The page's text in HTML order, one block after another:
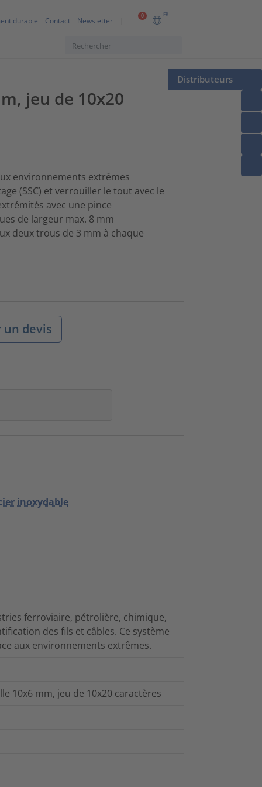
0 FR
durable Contact Newsletter
Distributeurs
jeu de 10x20
environnements extrêmes
(SSC) et verrouiller le tout avec le
avec une pince
de largeur max. 8 mm
deux trous de 3 mm à chaque
un devis
inoxydable
ferroviaire, pétrolière, chimique,
des fils et câbles. Ce système
aux environnements extrêmes.
10x6 mm, jeu de 10x20 caractères